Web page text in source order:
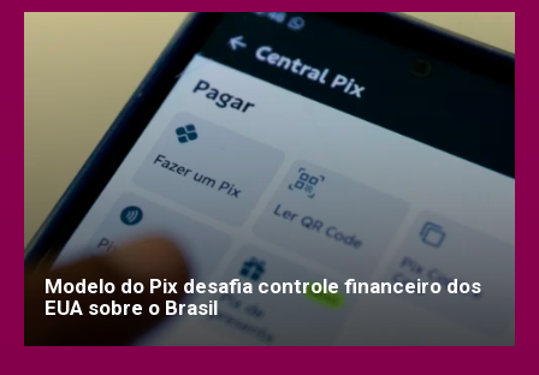
Modelo do Pix desafia controle financeiro dos
EUA sobre o Brasil